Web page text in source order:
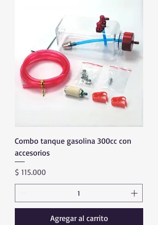
Combo tanque gasolina 300cc con
accesorios
Precio
$ 115.000
Agregar al carrito